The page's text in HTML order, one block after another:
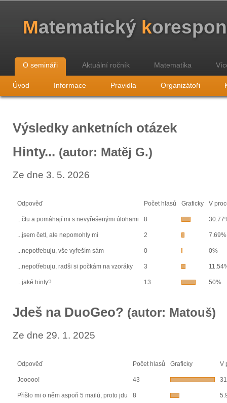
Matematický k
O semináři Aktuální ročník Matematika
Úvod Informace Pravidla Organizátoři
Výsledky anketních otázek
Hinty... (autor: Matěj G.)
Ze dne 3. 5. 2026
Odpověď Počet hlasů Graficky V
...čtu a pomáhají mi s nevyřešenými úlohami 8
...jsem četl, ale nepomohly mi 2 7.69%
...nepotřebuju, vše vyřeším sám 0 0%
...nepotřebuju, radši si počkám na vzoráky 3
...jaké hinty? 13 50%
Jdeš na DuoGeo? (autor: Matouš)
Ze dne 29. 1. 2025
Odpověď Počet hlasů Graficky V
Jooooo! 43
Přišlo mi o něm aspoň 5 mailů, proto jdu 8